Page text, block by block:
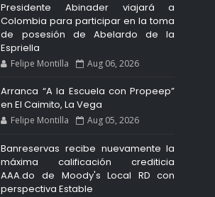
Presidente Abinader viajará a
Colombia para participar en la toma
de posesión de Abelardo de la
Espriella
Felipe Montilla Aug 06, 2026
Arranca “A la Escuela con Propeep”
en El Caimito, La Vega
Felipe Montilla Aug 05, 2026
Banreservas recibe nuevamente la
máxima calificación crediticia
AAA.do de Moody's Local RD con
perspectiva Estable